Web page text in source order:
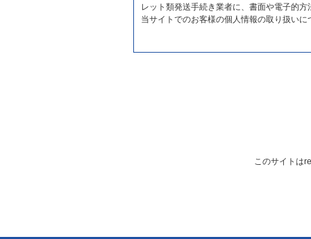
レット類発送手続き業者に、書面や電子的
当サイトでのお客様の個人情報の取り扱いに
このサイトは